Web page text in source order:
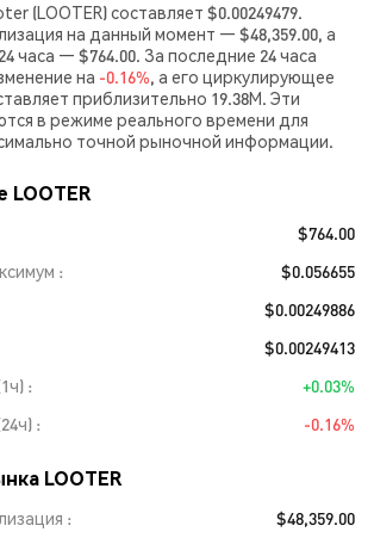
(LOOTER) составляет $0.00249479.
на данный момент — $48,359.00, а
часа — $764.00. За последние 24 часа
на -0.16%, а его циркулирующее
приблизительно 19.38M. Эти
в режиме реального времени для
точной рыночной информации.
$764.00
$0.056655
$0.00249886
$0.00249413
+0.03%
-0.16%
LOOTER
$48,359.00